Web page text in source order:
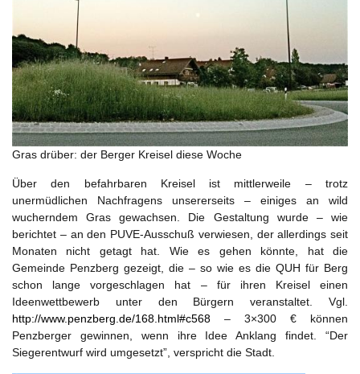
Gras drüber: der Berger Kreisel diese Woche
Über den befahrbaren Kreisel ist mittlerweile – trotz
unermüdlichen Nachfragens unsererseits – einiges an wild
wucherndem Gras gewachsen. Die Gestaltung wurde – wie
berichtet – an den PUVE-Ausschuß verwiesen, der allerdings seit
Monaten nicht getagt hat. Wie es gehen könnte, hat die
Gemeinde Penzberg gezeigt, die – so wie es die QUH für Berg
schon lange vorgeschlagen hat – für ihren Kreisel einen
Ideenwettbewerb unter den Bürgern veranstaltet. Vgl.
http://www.penzberg.de/168.html#c568 – 3×300 € können
Penzberger gewinnen, wenn ihre Idee Anklang findet. “Der
Siegerentwurf wird umgesetzt”, verspricht die Stadt.